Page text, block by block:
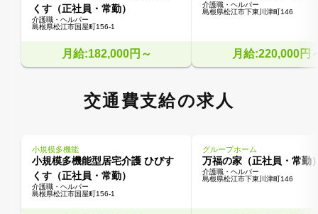
くす（正社員・常勤）
介護職・ヘルパー
島根県松江市国屋町156-1
月給:182,000円～
介護職・ヘルパー
島根県松江市下東川津町146
月給:220,000円
交通費支給の求人
小規模多機能
小規模多機能型居宅介護 ひびす
くす（正社員・常勤）
介護職・ヘルパー
島根県松江市国屋町156-1
グループホーム
万福の家（正社員・常勤
介護職・ヘルパー
島根県松江市下東川津町146